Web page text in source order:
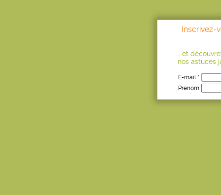
Inscrivez-
...et
nos astuces
E-mail *
Prénom
Age